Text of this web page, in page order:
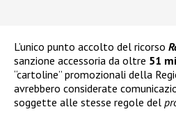
L’unico punto accolto del ricorso
sanzione accessoria da oltre 51
“cartoline” promozionali della
avrebbero considerate
soggette alle stesse regole del